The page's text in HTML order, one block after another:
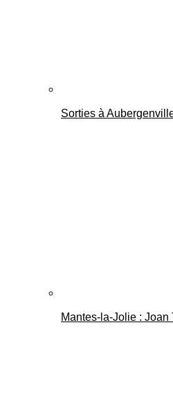
Sorties à
Mantes-la-Jolie : Joan